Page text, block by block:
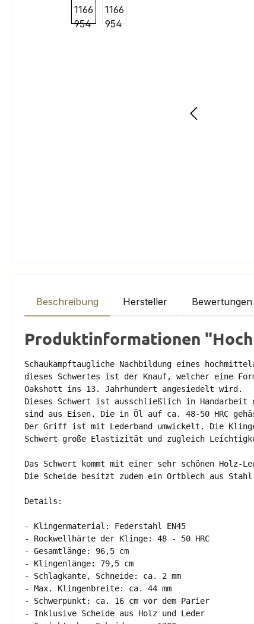
Beschreibung Hersteller Bewertungen
Produktinformationen
Schaukampftaugliche Nachbildung eines
dieses Schwertes ist der Knauf, welcher eine
Oakshott ins 13. Jahrhundert angesiedelt wird.
Dieses Schwert ist ausschließlich in Handarbeit
sind aus Eisen. Die in Öl auf ca. 48-50 HRC
Der Griff ist mit Lederband umwickelt. Die
Schwert große Elastizität und zugleich
Das Schwert kommt mit einer sehr schönen
Die Scheide besitzt zudem ein Ortblech aus
Details:
- Klingenmaterial: Federstahl EN45
- Rockwellhärte der Klinge: 48 - 50 HRC
- Gesamtlänge: 96,5 cm
- Klingenlänge: 79,5 cm
- Schlagkante, Schneide: ca. 2 mm
- Max. Klingenbreite: ca. 44 mm
- Schwerpunkt: ca. 16 cm vor dem Parier
- Inklusive Scheide aus Holz und Leder